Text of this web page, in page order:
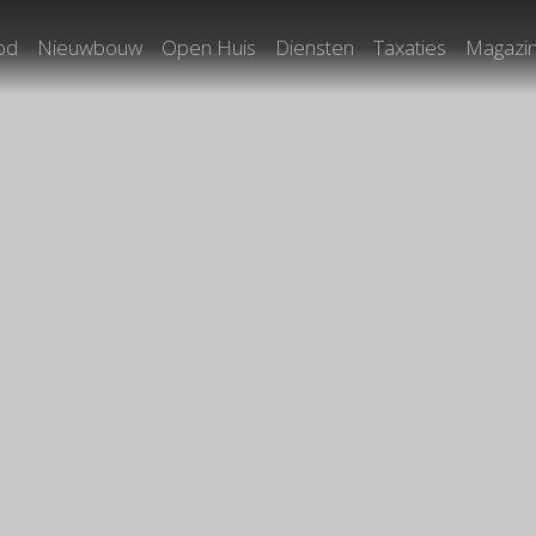
Nieuwbouw Open Huis Diensten Taxaties